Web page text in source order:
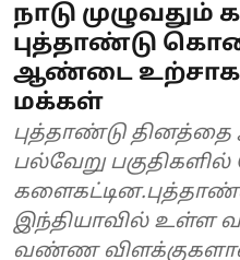
நாடு முழுவதும்
புத்தாண்டு
ஆண்டை
மக்கள்
புத்தாண்டு தினத்தை
பல்வேறு
இந்தியாவில் உள்ள
வண்ண